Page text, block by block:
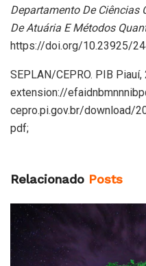
Departamento De Ciências
De Atuária E Métodos
https://doi.org/10.23925/
SEPLAN/CEPRO. PIB
extension://
cepro.pi.gov.br/download/
pdf;
Relacionado Posts